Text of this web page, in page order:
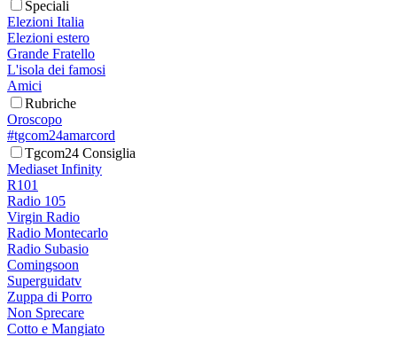
Speciali
Elezioni Italia
Elezioni estero
Grande Fratello
L'isola dei famosi
Amici
Rubriche
Oroscopo
#tgcom24amarcord
Tgcom24 Consiglia
Mediaset Infinity
R101
Radio 105
Virgin Radio
Radio Montecarlo
Radio Subasio
Comingsoon
Superguidatv
Zuppa di Porro
Non Sprecare
Cotto e Mangiato